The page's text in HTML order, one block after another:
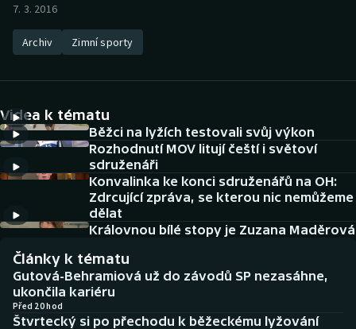
Atletika
DALŠÍ SPORTY
Americký fotbal
Baseball a softbal
Basketbal
Biatlon
Boby a skeleton
NEPŘEHLÉDNĚTE
Historické návraty
Aplikace ČT sport
AZ kvíz
7. 3. 2016
Archiv Zimní sporty
Videa k tématu
Běžci na lyžích testovali svůj výkon
Rozhodnutí MOV litují čeští i světoví
sdruženáři
Konvalinka ke konci sdruženářů na OH:
Zdrcující zpráva, se kterou nic nemůžeme
dělat
Královnou bílé stopy je Zuzana Maděrová
Články k tématu
Gutová-Behramiová už do závodů SP nezasáhne,
ukončila kariéru
Před 20 hod
Štvrtecký si po přechodu k běžeckému lyžování